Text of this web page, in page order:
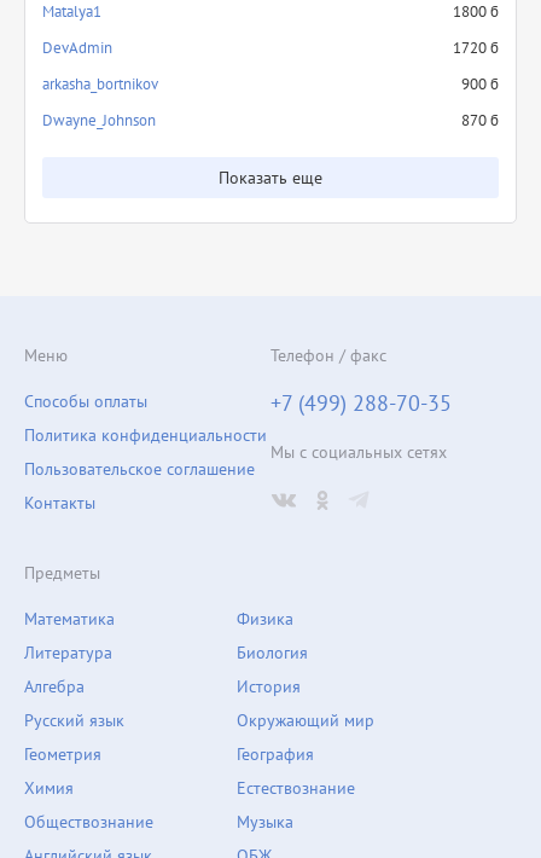
Matalya1
1800 б
DevAdmin
1720 б
arkasha_bortnikov
900 б
Dwayne_Johnson
870 б
Показать еще
Предметы
Математика
Литература
Алгебра
Русский язык
Геометрия
Химия
Физика
Биология
История
Окружающий мир
География
Естествознание
Обществознание
Музыка
Меню
Способы оплаты
Политика конфиденциальности
Пользовательское соглашение
Контакты
Телефон / факс
+7 (499) 288-70-35
Мы с социальных сетях